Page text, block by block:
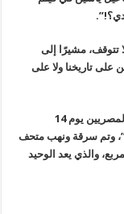
تتوقف، مشيرًا إلى
على تاريخنا ولا على
يذكر أن “بشوات” الداخلية والقضاء استغلوا انشال المصريين يوم 14
وتم سرقة ونهب متحف
عام 1963م، علي مساحة 600 متر مربع، والذي يعد الوحيد